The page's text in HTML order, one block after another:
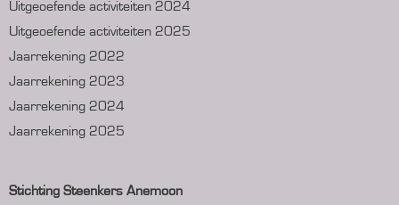
Uitgeoefende activiteiten 2024
Uitgeoefende activiteiten 2025
Jaarrekening 2022
Jaarrekening 2023
Jaarrekening 2024
Jaarrekening 2025
Stichting Steenkers Anemoon